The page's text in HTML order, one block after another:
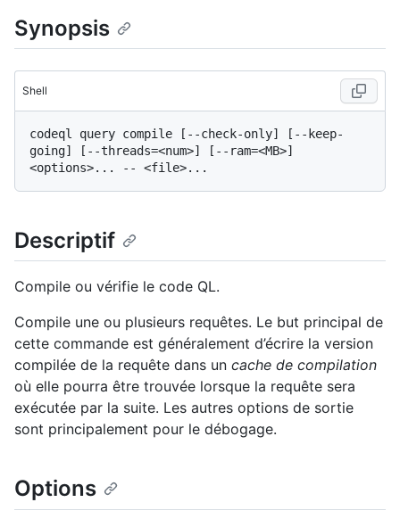
Synopsis
Shell
codeql query compile [--check-only] [--keep-
going] [--threads=<num>] [--ram=<MB>]
Descriptif
Compile ou vérifie le code QL.
Compile une ou plusieurs requêtes. Le but principal de
cette commande est généralement d’écrire la version
compilée de la requête dans un cache de compilation
où elle pourra être trouvée lorsque la requête sera
exécutée par la suite. Les autres options de sortie
sont principalement pour le débogage.
Options